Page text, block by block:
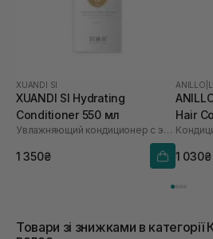
XUANDI SI
XUANDI SI Hydrating
Conditioner 550 мл
Увлажняющий кондиционер с экстрактом зерна
1 350₴
ANILLO
Hair
1 030₴
Товари зі знижками в